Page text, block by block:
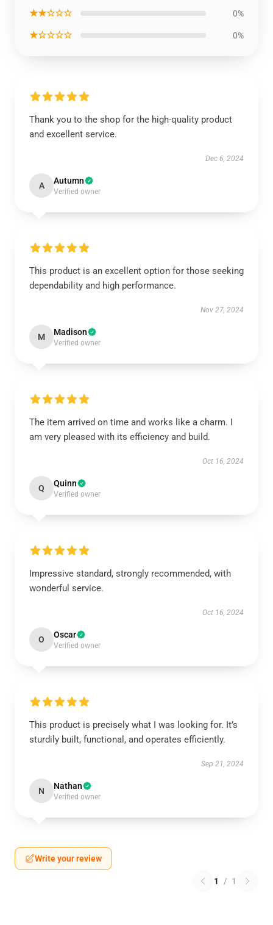
★★☆☆☆ 0%
★☆☆☆☆ 0%
Thank you to the shop for the high-quality product
and excellent service.
Dec 6, 2024
A Autumn
Verified owner
This product is an excellent option for those seeking
dependability and high performance.
Nov 27, 2024
M Madison
Verified owner
The item arrived on time and works like a charm. I
am very pleased with its efficiency and build.
Oct 16, 2024
Q Quinn
Verified owner
Impressive standard, strongly recommended, with
wonderful service.
Oct 16, 2024
O Oscar
Verified owner
This product is precisely what I was looking for. It’s
sturdily built, functional, and operates efficiently.
Sep 21, 2024
N Nathan
Verified owner
Write your review
1 / 1